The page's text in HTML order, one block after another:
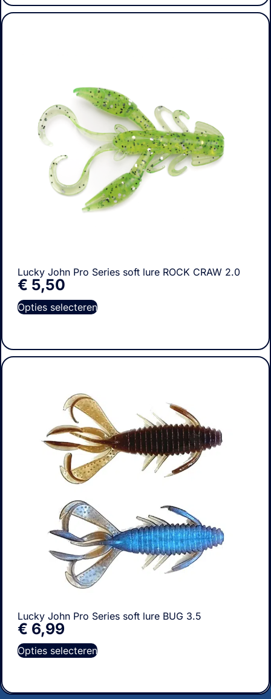
Lucky John Pro Series soft lure ROCK CRAW 2.0
€ 5,50
Opties selecteren
Lucky John Pro Series soft lure BUG 3.5
€ 6,99
Opties selecteren